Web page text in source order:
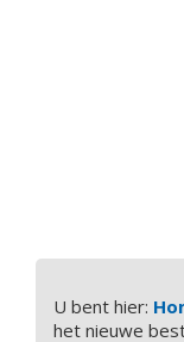
U bent hier:
het nieuwe